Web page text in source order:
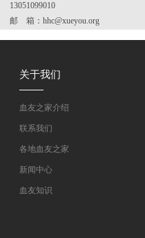
13051099010
邮 箱：hhc@xueyou.org
关于我们
血友之家介绍
联系我们
各地血友之家
新闻中心
血友知识